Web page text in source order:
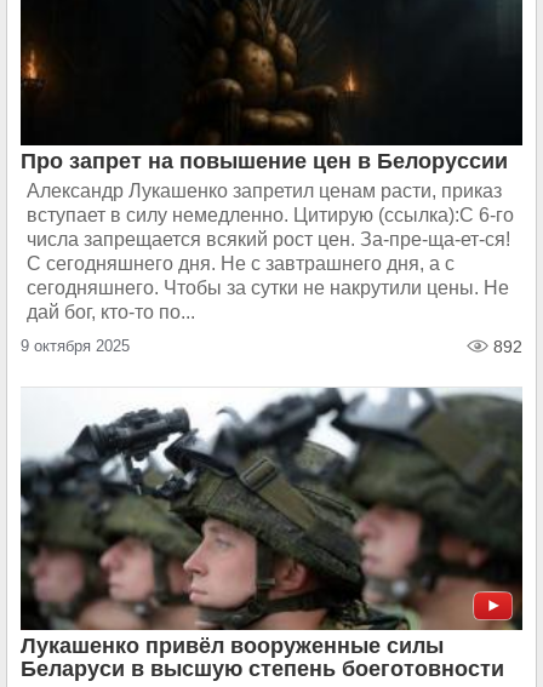
Про запрет на повышение цен в Белоруссии
Александр Лукашенко запретил ценам расти, приказ
вступает в силу немедленно. Цитирую (ссылка):С 6-го
числа запрещается всякий рост цен. За-пре-ща-ет-ся!
С сегодняшнего дня. Не с завтрашнего дня, а с
сегодняшнего. Чтобы за сутки не накрутили цены. Не
дай бог, кто-то по...
9 октября 2025 892
Лукашенко привёл вооруженные силы
Беларуси в высшую степень боеготовности